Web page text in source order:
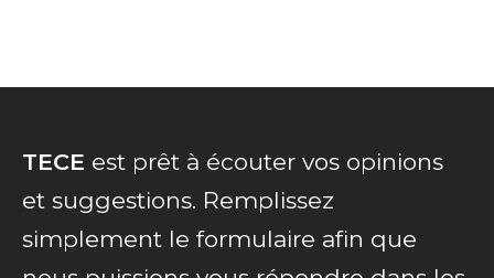
TECE est prêt à écouter vos opinions
et suggestions. Remplissez
simplement le formulaire afin que